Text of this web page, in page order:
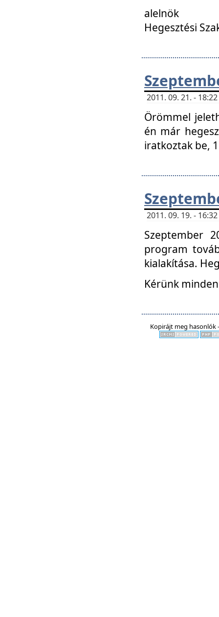
alelnök
Hegesztési
2011. 09. 21. -
Örömmel
én már
iratkoztak be,
2011. 09. 19. -
Szeptember
program
kialakítása.
Kérünk
Kopirájt meg hasonlók